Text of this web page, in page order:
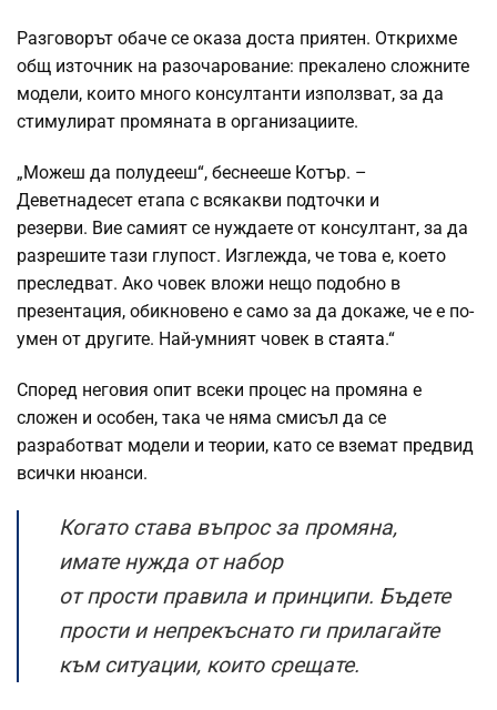
Разговорът обаче се оказа доста приятен. Открихме
общ източник на разочарование: прекалено сложните
модели, които много консултанти използват, за да
стимулират промяната в организациите.
„Можеш да полудееш“, беснееше Котър. –
Деветнадесет етапа с всякакви подточки и
резерви. Вие самият се нуждаете от консултант, за да
разрешите тази глупост. Изглежда, че това е, което
преследват. Ако човек вложи нещо подобно в
презентация, обикновено е само за да докаже, че е по-
умен от другите. Най-умният човек в стаята.“
Според неговия опит всеки процес на промяна е
сложен и особен, така че няма смисъл да се
разработват модели и теории, като се вземат предвид
всички нюанси.
Когато става въпрос за промяна,
имате нужда от набор
отпростиправила и принципи. Бъдете
прости и непрекъснато ги прилагайте
към ситуации, които срещате.